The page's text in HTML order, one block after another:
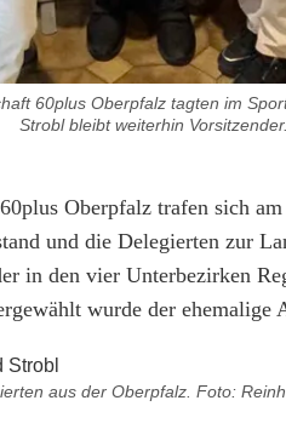
60plus Oberpfalz tagten im
Strobl bleibt weiterhin Vorsitzender.
Oberpfalz trafen sich
und die Delegierten zur
in den vier Unterbezirken
wurde der ehemalige
aus der Oberpfalz. Foto: